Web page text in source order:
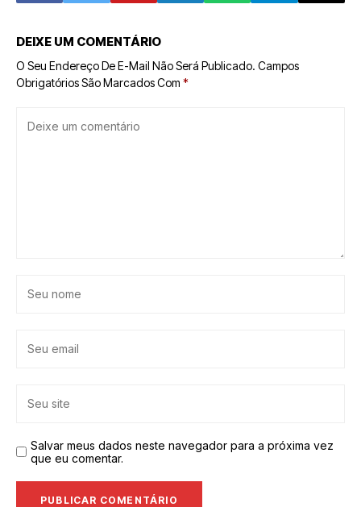
DEIXE UM COMENTÁRIO
O Seu Endereço De E-Mail Não Será Publicado. Campos
Obrigatórios São Marcados Com *
Salvar meus dados neste navegador para a próxima vez
que eu comentar.